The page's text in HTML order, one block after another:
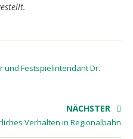
und Festspielintendant Dr.
NÄCHSTER
Verhalten in Regionalbahn